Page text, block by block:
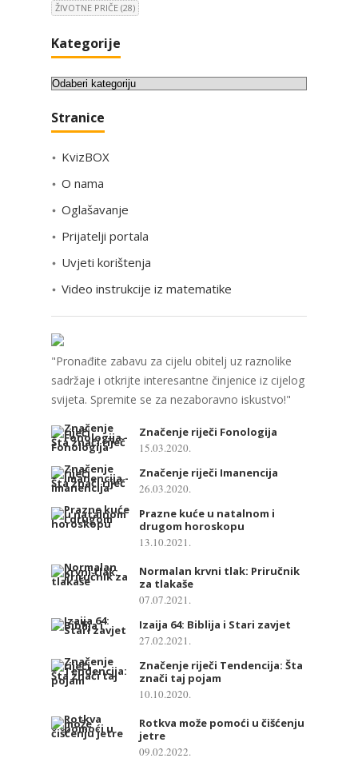
ŽIVOTNE PRIČE (28)
Kategorije
K
t
g
i
j
Stranice
KvizBOX
O nama
Oglašavanje
Prijatelji portala
Uvjeti korištenja
Video instrukcije iz matematike
"Pronađite zabavu za cijelu obitelj uz raznolike
sadržaje i otkrijte interesantne činjenice iz cijelog
svijeta. Spremite se za nezaboravno iskustvo!"
Značenje riječi Fonologija
15.03.2020.
Značenje riječi Imanencija
26.03.2020.
Prazne kuće u natalnom i
drugom horoskopu
13.10.2021.
Normalan krvni tlak: Priručnik
za tlakaše
07.07.2021.
Izaija 64: Biblija i Stari zavjet
27.02.2021.
Značenje riječi Tendencija: Šta
znači taj pojam
10.10.2020.
Rotkva može pomoći u čišćenju
jetre
09.02.2022.